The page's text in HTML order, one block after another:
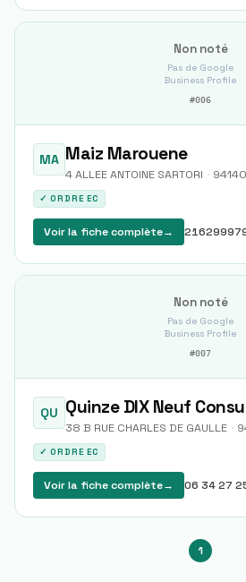
Non noté
Pas de Google
Business Profile
#006
MA Maiz Marouene
4 ALLEE ANTOINE SARTORI · 94140
✓ ORDRE EC
Voir la fiche complète→
Non noté
Pas de Google
Business Profile
#007
QU Quinze DIX Neuf
38 B RUE CHARLES DE GAULLE ·
✓ ORDRE EC
Voir la fiche complète→ 06 34 27
1